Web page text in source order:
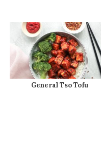
General Tso Tofu